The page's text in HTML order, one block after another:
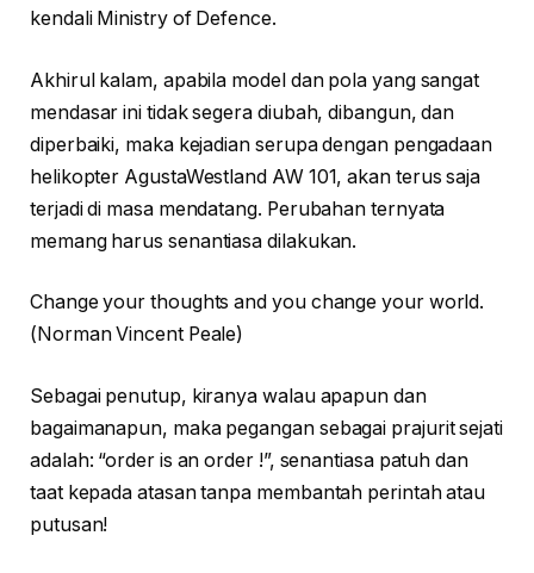
kendali Ministry of Defence.
Akhirul kalam, apabila model dan pola yang sangat
mendasar ini tidak segera diubah, dibangun, dan
diperbaiki, maka kejadian serupa dengan pengadaan
helikopter AgustaWestland AW 101, akan terus saja
terjadi di masa mendatang. Perubahan ternyata
memang harus senantiasa dilakukan.
Change your thoughts and you change your world.
(Norman Vincent Peale)
Sebagai penutup, kiranya walau apapun dan
bagaimanapun, maka pegangan sebagai prajurit sejati
adalah: “order is an order !”, senantiasa patuh dan
taat kepada atasan tanpa membantah perintah atau
putusan!